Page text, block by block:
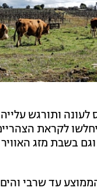
לעונה ותורגש
לקראת
בשבת מזג
עד שרבי והים